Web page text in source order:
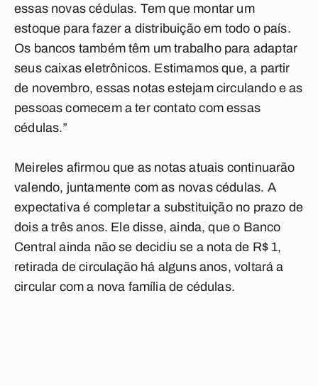
essas novas cédulas. Tem que montar um
estoque para fazer a distribuição em todo o país.
Os bancos também têm um trabalho para adaptar
seus caixas eletrônicos. Estimamos que, a partir
de novembro, essas notas estejam circulando e as
pessoas comecem a ter contato com essas
cédulas.”
Meireles afirmou que as notas atuais continuarão
valendo, juntamente com as novas cédulas. A
expectativa é completar a substituição no prazo de
dois a três anos. Ele disse, ainda, que o Banco
Central ainda não se decidiu se a nota de R$ 1,
retirada de circulação há alguns anos, voltará a
circular com a nova família de cédulas.